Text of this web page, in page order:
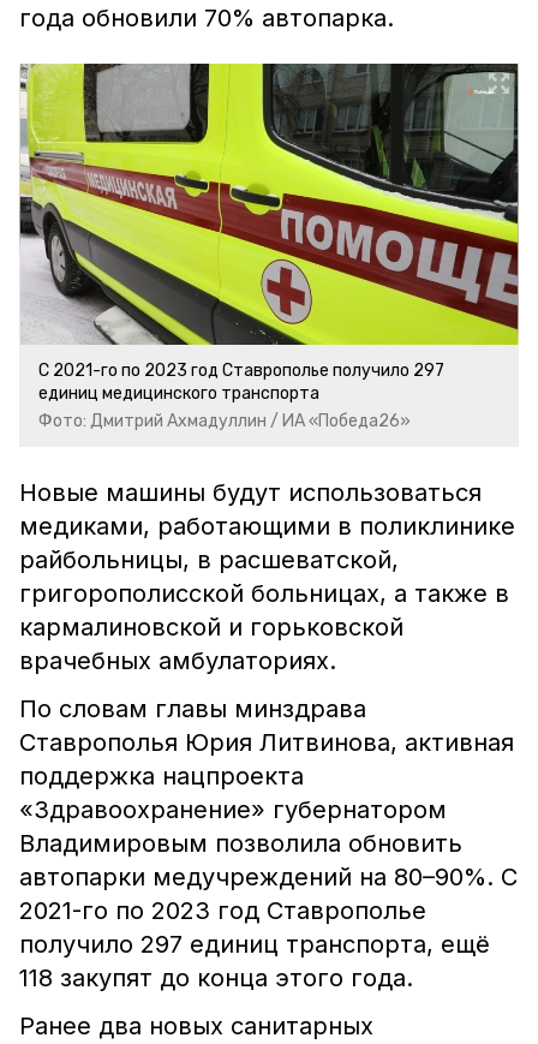
года обновили 70% автопарка.
С 2021-го по 2023 год Ставрополье получило 297
единиц медицинского транспорта
Фото: Дмитрий Ахмадуллин / ИА «Победа26»
Новые машины будут использоваться
медиками, работающими в поликлинике
райбольницы, в расшеватской,
григорополисской больницах, а также в
кармалиновской и горьковской
врачебных амбулаториях.
По словам главы минздрава
Ставрополья Юрия Литвинова, активная
поддержка нацпроекта
«Здравоохранение» губернатором
Владимировым позволила обновить
автопарки медучреждений на 80–90%. С
2021-го по 2023 год Ставрополье
получило 297 единиц транспорта, ещё
118 закупят до конца этого года.
Ранее два новых санитарных